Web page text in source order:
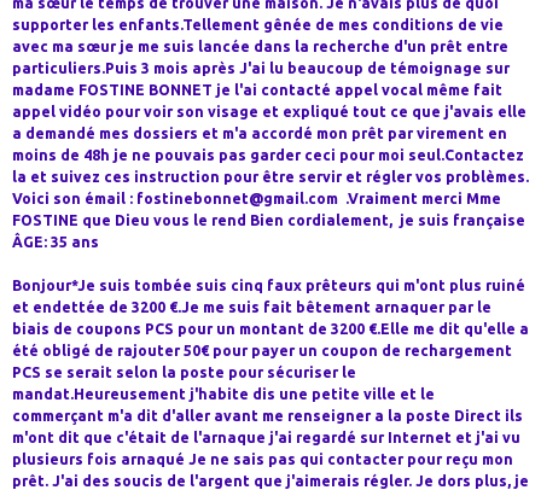
supporter les enfants.Tellement gênée de mes conditions de vie
avec ma sœur je me suis lancée dans la recherche d'un prêt entre
particuliers.Puis 3 mois après J'ai lu beaucoup de témoignage sur
madame FOSTINE BONNET je l'ai contacté appel vocal même fait
appel vidéo pour voir son visage et expliqué tout ce que j'avais elle
a demandé mes dossiers et m'a accordé mon prêt par virement en
moins de 48h je ne pouvais pas garder ceci pour moi seul.Contactez
la et suivez ces instruction pour être servir et régler vos problèmes.
Voici son émail : fostinebonnet@gmail.com .Vraiment merci Mme
FOSTINE que Dieu vous le rend Bien cordialement, je suis française
ÂGE: 35 ans
Bonjour*Je suis tombée suis cinq faux prêteurs qui m'ont plus ruiné
et endettée de 3200 €.Je me suis fait bêtement arnaquer par le
biais de coupons PCS pour un montant de 3200 €.Elle me dit qu'elle a
été obligé de rajouter 50€ pour payer un coupon de rechargement
PCS se serait selon la poste pour sécuriser le
mandat.Heureusement j'habite dis une petite ville et le
commerçant m'a dit d'aller avant me renseigner a la poste Direct ils
m'ont dit que c'était de l'arnaque j'ai regardé sur Internet et j'ai vu
plusieurs fois arnaqué Je ne sais pas qui contacter pour reçu mon
prêt. J'ai des soucis de l'argent que j'aimerais régler. Je dors plus, je